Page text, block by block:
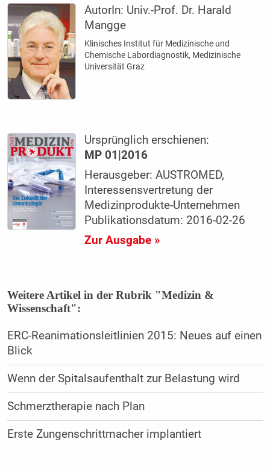
AutorIn: Univ.-Prof. Dr. Harald
Mangge
Klinisches Institut für Medizinische und
Chemische Labordiagnostik, Medizinische
Universität Graz
Ursprünglich erschienen:
MP 01|2016
Herausgeber: AUSTROMED,
Interessensvertretung der
Medizinprodukte-Unternehmen
Publikationsdatum: 2016-02-26
Zur Ausgabe »
Weitere Artikel in der Rubrik "Medizin &
Wissenschaft":
ERC-Reanimationsleitlinien 2015: Neues auf einen
Blick
Wenn der Spitalsaufenthalt zur Belastung wird
Schmerztherapie nach Plan
Erste Zungenschrittmacher implantiert